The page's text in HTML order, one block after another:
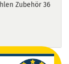
Zubehör 36